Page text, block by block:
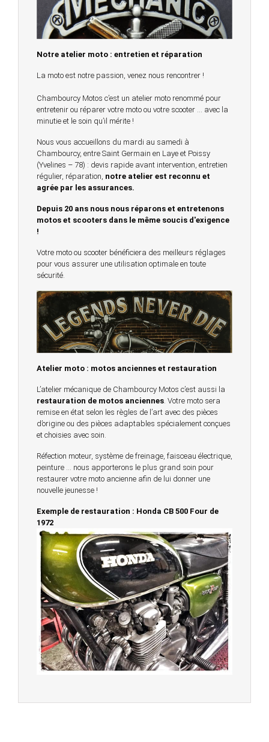
Notre atelier moto : entretien et réparation
La moto est notre passion, venez nous rencontrer !
Chambourcy Motos c’est un atelier moto renommé pour
entretenir ou réparer votre moto ou votre scooter … avec la
minutie et le soin qu’il mérite !
Nous vous accueillons du mardi au samedi à
Chambourcy, entre Saint Germain en Laye et Poissy
(Yvelines – 78) : devis rapide avant intervention, entretien
régulier, réparation, notre atelier est reconnu et
agrée par les assurances.
Depuis 20 ans nous nous réparons et entretenons
motos et scooters dans le même soucis d'exigence
!
Votre moto ou scooter bénéficiera des meilleurs réglages
pour vous assurer une utilisation optimale en toute
sécurité.
Atelier moto : motos anciennes et restauration
L’atelier mécanique de Chambourcy Motos c’est aussi la
restauration de motos anciennes . Votre moto sera
remise en état selon les règles de l’art avec des pièces
d’origine ou des pièces adaptables spécialement conçues
et choisies avec soin.
Réfection moteur, système de freinage, faisceau électrique,
peinture … nous apporterons le plus grand soin pour
restaurer votre moto ancienne afin de lui donner une
nouvelle jeunesse !
Exemple de restauration : Honda CB 500 Four de
1972
© 2023 -Chambourcy Motos 78 - 7bis chemin de la
Forêt - 78240 - Chambourcy -
Garage Motos et Scooters depuis 20 ans à votre
service entre Saint Germain en Laye et Poissy
Achat de motos et scooters - Dépôt vente - Réparation
- Concessionnaire Voge - Concessionnaire
Multimarques
agence conseil en communication digitale